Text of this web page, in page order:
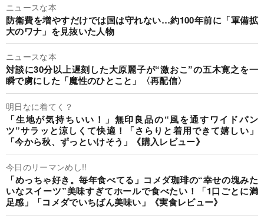
ニュースな本
防衛費を増やすだけでは国は守れない…約100年前に「軍備拡
大のワナ」を見抜いた人物
ニュースな本
対談に30分以上遅刻した大原麗子が“激おこ”の五木寛之を一
瞬で虜にした「魔性のひとこと」〈再配信〉
明日なに着てく？
「生地が気持ちいい！」無印良品の“風を通すワイドパン
ツ”サラッと涼しくて快適！「さらりと着用できて嬉しい」
「今から秋、ずっといけそう」《購入レビュー》
今日のリーマンめし!!
「めっちゃ好き。毎年食べてる」コメダ珈琲の“幸せの塊みた
いなスイーツ”美味すぎてホールで食べたい！「1口ごとに満
足感」「コメダでいちばん美味い」《実食レビュー》